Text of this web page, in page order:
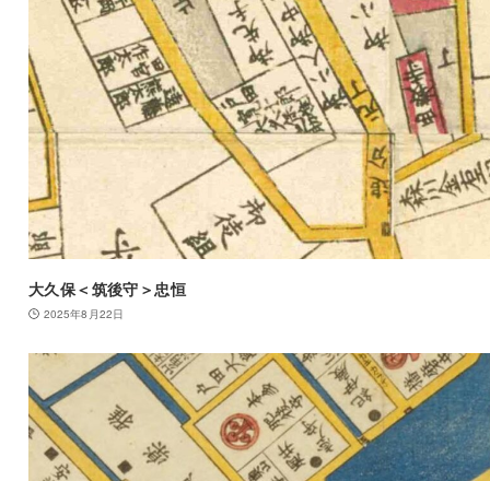
大久保＜筑後守＞忠恒
2025年8月22日